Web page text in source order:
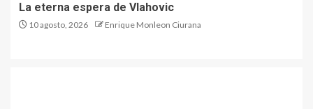
La eterna espera de Vlahovic
10 agosto, 2026 Enrique Monleon Ciurana